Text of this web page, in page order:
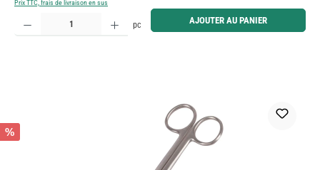
Prix TTC, frais de livraison en sus
Quantité de produit : Entrez la quantité souhaitée ou utilisez les boutons pour augmenter ou
pc AJOUTER AU PANIER
%